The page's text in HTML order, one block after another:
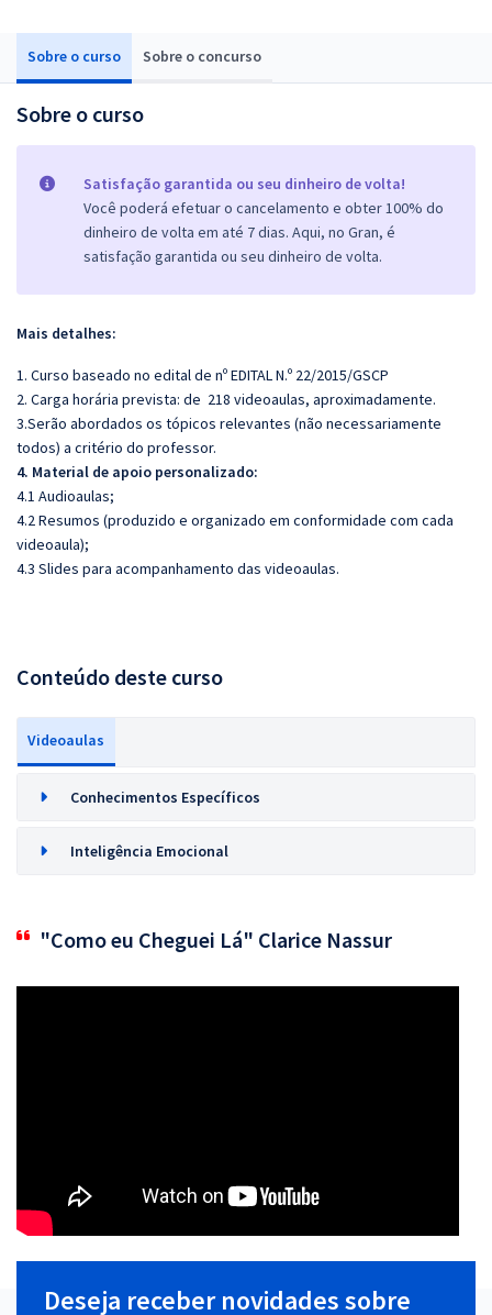
Sobre o curso Sobre o concurso
Sobre o curso
Satisfação garantida ou seu dinheiro de volta!
Você poderá efetuar o cancelamento e obter 100% do
dinheiro de volta em até 7 dias. Aqui, no Gran, é
satisfação garantida ou seu dinheiro de volta.
Mais detalhes:
1. Curso baseado no edital de nº EDITAL N.º 22/2015/GSCP
2. Carga horária prevista: de 218 videoaulas, aproximadamente.
3.Serão abordados os tópicos relevantes (não necessariamente
todos) a critério do professor.
4. Material de apoio personalizado:
4.1 Audioaulas;
4.2 Resumos (produzido e organizado em conformidade com cada
videoaula);
4.3 Slides para acompanhamento das videoaulas.
Conteúdo deste curso
Videoaulas
Conhecimentos Específicos
Inteligência Emocional
"Como eu Cheguei Lá" Clarice Nassur
Deseja receber novidades sobre